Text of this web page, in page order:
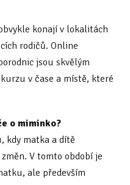
konají v lokalitách
rodičů. Online
jsou skvělým
v čase a místě, které
o miminko?
kdy matka a dítě
V tomto období je
ale především